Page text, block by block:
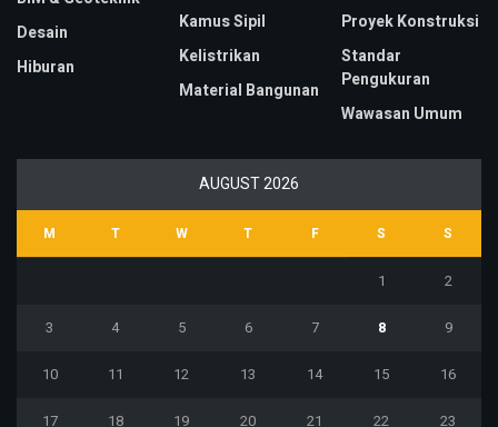
Desain
Hiburan
Kamus Sipil
Kelistrikan
Material Bangunan
Proyek Konstruksi
Standar
Pengukuran
Wawasan Umum
AUGUST 2026
M T W T F S S
1 2
3 4 5 6 7 8 9
10 11 12 13 14 15 16
17 18 19 20 21 22 23